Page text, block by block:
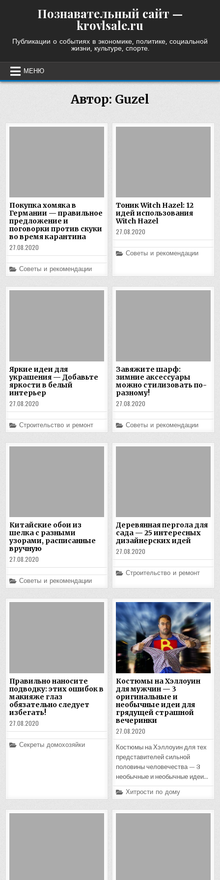
Познавательный сайт —
krovlsale.ru
Публикации о событиях в экономике, политике, социальной
жизни, культуре, спорте.
МЕНЮ
Автор: Guzel
Покупка хомяка в
Германии — правильное
предложение и
поговорки против скуки
во время карантина
27.08.2020
Posted
in
Советы и рекомендации
Тоник Witch Hazel: 12
идей использования
Witch Hazel
27.08.2020
Posted
Советы и рекомендации
Яркие идеи для
украшения — Добавьте
яркости в белый
интерьер
27.08.2020
Posted
in
Строительство и ремонт
Завяжите шарф:
зимние аксессуары
можно стилизовать по-
разному!
27.08.2020
Posted
in
Советы и рекомендации
Китайские обои из
шелка с разными
узорами, расписанные
вручную
27.08.2020
Posted
in
Советы и рекомендации
Деревянная пергола для
сада — 25 интересных
дизайнерских идей
27.08.2020
Posted
Строительство и ремонт
Правильно наносите
подводку: этих ошибок в
макияже глаз
обязательно следует
избегать!
27.08.2020
Posted
Секреты домохозяйки
Костюмы на Хэллоуин
для мужчин — 3
оригинальные и
необычные идеи для
грядущей страшной
вечеринки
27.08.2020
Костюмы на Хэллоуин для тех
представителей сильной
половины человечества — 3
необычные и необычные идеи…
Posted
in
Хитрости по дому